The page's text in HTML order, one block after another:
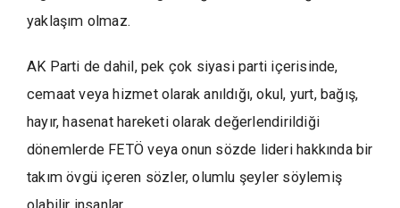
yaklaşım olmaz.
AK Parti de dahil, pek çok siyasi parti içerisinde,
cemaat veya hizmet olarak anıldığı, okul, yurt, bağış,
hayır, hasenat hareketi olarak değerlendirildiği
dönemlerde FETÖ veya onun sözde lideri hakkında bir
takım övgü içeren sözler, olumlu şeyler söylemiş